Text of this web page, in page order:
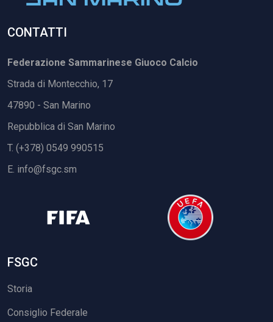
CONTATTI
Federazione Sammarinese Giuoco Calcio
Strada di Montecchio, 17
47890 - San Marino
Repubblica di San Marino
T. (+378) 0549 990515
E. info@fsgc.sm
FSGC
Storia
Consiglio Federale